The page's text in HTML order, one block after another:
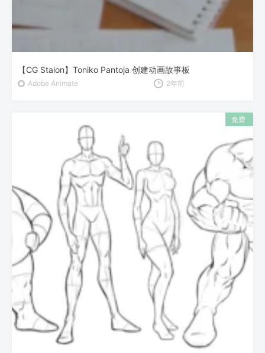
【CG Staion】Toniko Pantoja 创建动画故事板
Adobe Animate 2年前